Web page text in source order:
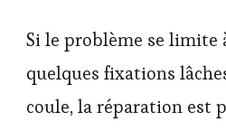
Si le problème se limite
quelques fixations
coule, la réparation est